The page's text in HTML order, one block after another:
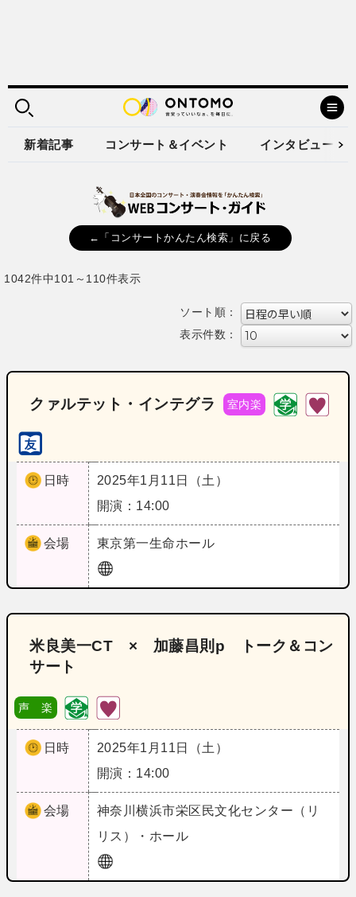
新着記事 コンサート＆イベント インタビュー
←「コンサートかんたん検索」に戻る
1042件中101～110件表示
ソート順：
表示件数：
クァルテット・インテグラ 室内楽
日時
2025年1月11日（土）
開演：14:00
会場 東京第一生命ホール
米良美一CT × 加藤昌則p トーク＆コン
サート
声 楽
日時
2025年1月11日（土）
開演：14:00
会場 神奈川横浜市栄区民文化センター（リ
リス）・ホール